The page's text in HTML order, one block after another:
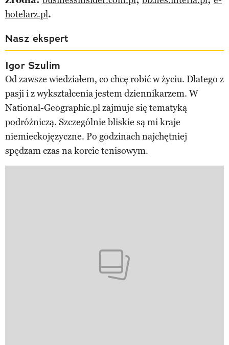
hotelarz.pl.
Nasz ekspert
Igor Szulim
Od zawsze wiedziałem, co chcę robić w życiu. Dlatego z
pasji i z wykształcenia jestem dziennikarzem. W
National-Geographic.pl zajmuje się tematyką
podróżniczą. Szczególnie bliskie są mi kraje
niemieckojęzyczne. Po godzinach najchętniej
spędzam czas na korcie tenisowym.